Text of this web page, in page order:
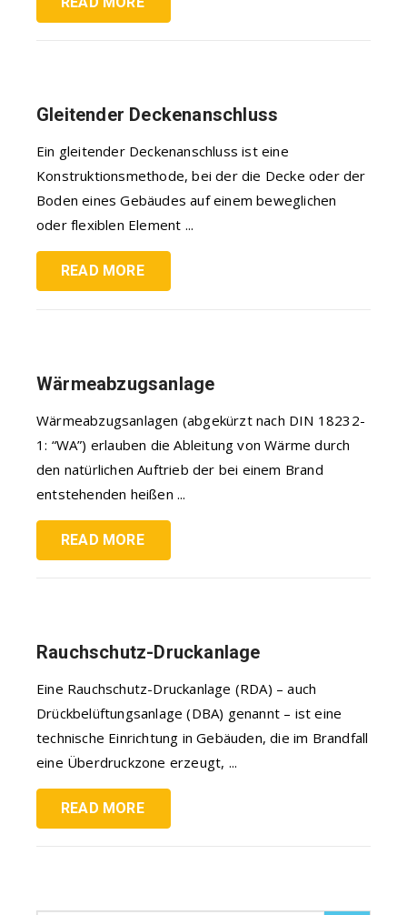
Gleitender Deckenanschluss
Ein gleitender Deckenanschluss ist eine
Konstruktionsmethode, bei der die Decke oder der
Boden eines Gebäudes auf einem beweglichen
oder flexiblen Element ...
READ MORE
Wärmeabzugsanlage
Wärmeabzugsanlagen (abgekürzt nach DIN 18232-
1: “WA”) erlauben die Ableitung von Wärme durch
den natürlichen Auftrieb der bei einem Brand
entstehenden heißen ...
READ MORE
Rauchschutz-Druckanlage
Eine Rauchschutz-Druckanlage (RDA) – auch
Drückbelüftungsanlage (DBA) genannt – ist eine
technische Einrichtung in Gebäuden, die im Brandfall
eine Überdruckzone erzeugt, ...
READ MORE